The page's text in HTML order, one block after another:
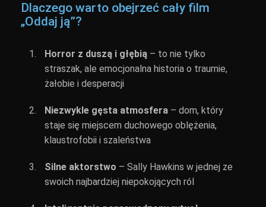
Dlaczego warto obejrzeć cały film
„Oddaj ją”?
Horror z duszą i głębią – to nie tylko
straszak, ale emocjonalna historia o traumie,
żałobie i desperacji
Niezwykle gęsta atmosfera – dom, który
staje się miejscem duchowego oblężenia,
klaustrofobii i szaleństwa
Silne aktorstwo – Sally Hawkins w jednej ze
swoich najbardziej niepokojących ról